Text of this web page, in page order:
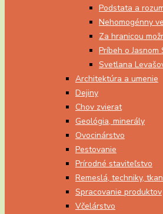
Podstata a
Nehomogénny
Za hranicou
Príbeh o Jasnom
Svetlana
Architektúra a umenie
Dejiny
Chov zvierat
Geológia, minerály
Ovocinárstvo
Pestovanie
Prírodné staviteľstvo
Remeslá, techniky,
Spracovanie produktov
Včelárstvo